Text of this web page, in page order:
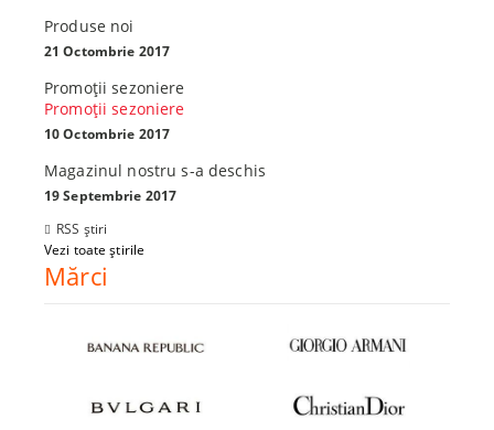
Produse noi
21 Octombrie 2017
Promoţii sezoniere
Promoţii sezoniere
10 Octombrie 2017
Magazinul nostru s-a deschis
19 Septembrie 2017
RSS știri
Vezi toate știrile
Mărci